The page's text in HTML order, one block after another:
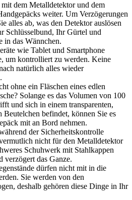
dem Metalldetektor und dem
weiter. Um Verzögerungen
alles ab, was den Detektor auslösen
Schlüsselbund, Ihr Gürtel und
in das Wännchen.
wie Tablet und Smartphone
um kontrolliert zu werden. Keine
natürlich alles wieder
ohne ein Fläschen eines edlen
Solange es das Volumen von 100
und sich in einem transparenten,
Beutelchen befindet, können Sie es
mit an Bord nehmen.
der Sicherheitskontrolle
nicht für den Metalldetektor
Schuhwerk mit Stahlkappen
verzögert das Ganze.
dürfen nicht mit in die
Sie werden von den
deshalb gehören diese Dinge in Ihr